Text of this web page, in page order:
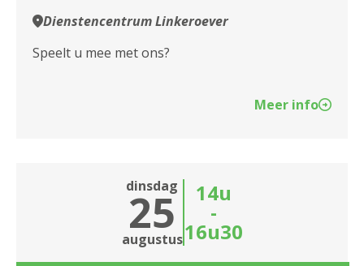
Dienstencentrum Linkeroever
Speelt u mee met ons?
Meer info
dinsdag
25
augustus
14u
-
16u30